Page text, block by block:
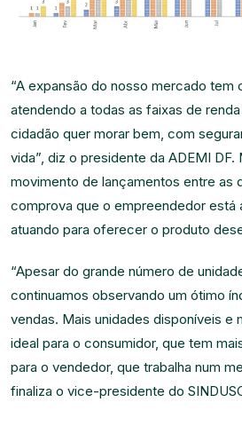
“A expansão do nosso mercado tem
atendendo a todas as faixas de
cidadão quer morar bem, com
vida”, diz o presidente da ADEMI DF.
movimento de lançamentos entre as
comprova que o empreendedor está
atuando para oferecer o produto
“Apesar do grande número de
continuamos observando um ótimo
vendas. Mais unidades disponíveis e
ideal para o consumidor, que tem
para o vendedor, que trabalha num
finaliza o vice-presidente do